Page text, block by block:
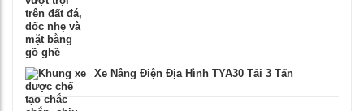
Xe Nâng Điện Địa Hình TYA30 Tải 3 Tấn